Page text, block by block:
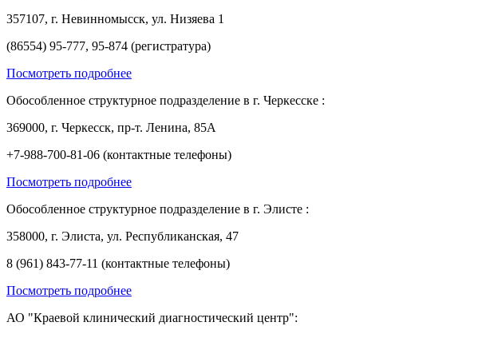
357107, г. Невинномысск, ул. Низяева 1
(86554) 95-777, 95-874 (регистратура)
Посмотреть подробнее
Обособленное структурное подразделение в г. Черкесске :
369000, г. Черкесск, пр-т. Ленина, 85А
+7-988-700-81-06 (контактные телефоны)
Посмотреть подробнее
Обособленное структурное подразделение в г. Элисте :
358000, г. Элиста, ул. Республиканская, 47
8 (961) 843-77-11 (контактные телефоны)
Посмотреть подробнее
АО "Краевой клинический диагностический центр":